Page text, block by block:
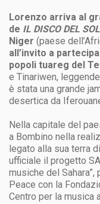
Lorenzo arriva al
de IL DISCO DEL
Niger (paese
all’invito a
popoli tuareg del
e Tinariwen,
è stata una grande
desertica da
Nella capitale del
a Bombino nella
legato alla sua terra
ufficiale il progetto
musiche del
Peace con la
Centro per la musica